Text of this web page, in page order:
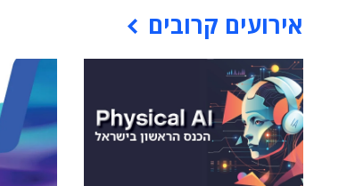
אירועים קרובים